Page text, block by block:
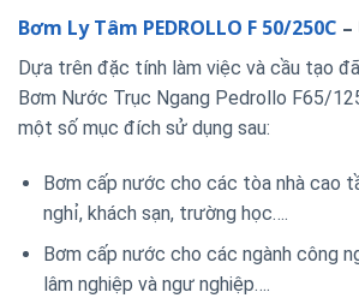
Bơm Ly Tâm PEDROLLO F 50/250C –
Dựa trên đặc tính làm việc và cầu tạo
Bơm Nước Trục Ngang Pedrollo F65/
một số mục đích sử dụng sau:
Bơm cấp nước cho các tòa nhà cao
nghỉ, khách sạn, trường học….
Bơm cấp nước cho các ngành công
lâm nghiệp và ngư nghiệp….